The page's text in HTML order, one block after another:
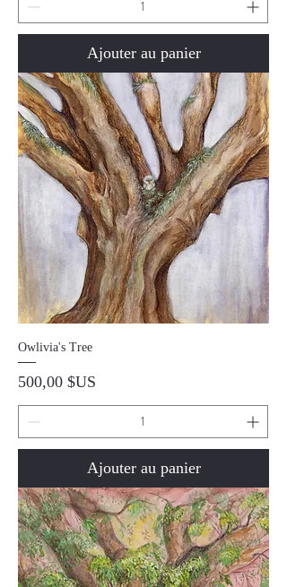
Ajouter au panier
Owlivia's Tree
Prix
500,00 $US
Ajouter au panier